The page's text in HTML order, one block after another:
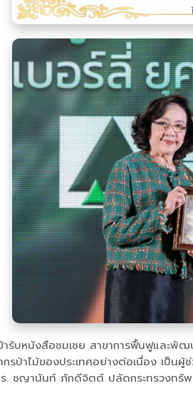
ารับหนังสือชมเชย สาขาการฟื้นฟูและพั
ไม้ของประเทศอย่างต่อเนื่อง เป็นผู้
ร. ชญานันท์ ภักดีจิตต์ ปลัดกระทรวงท